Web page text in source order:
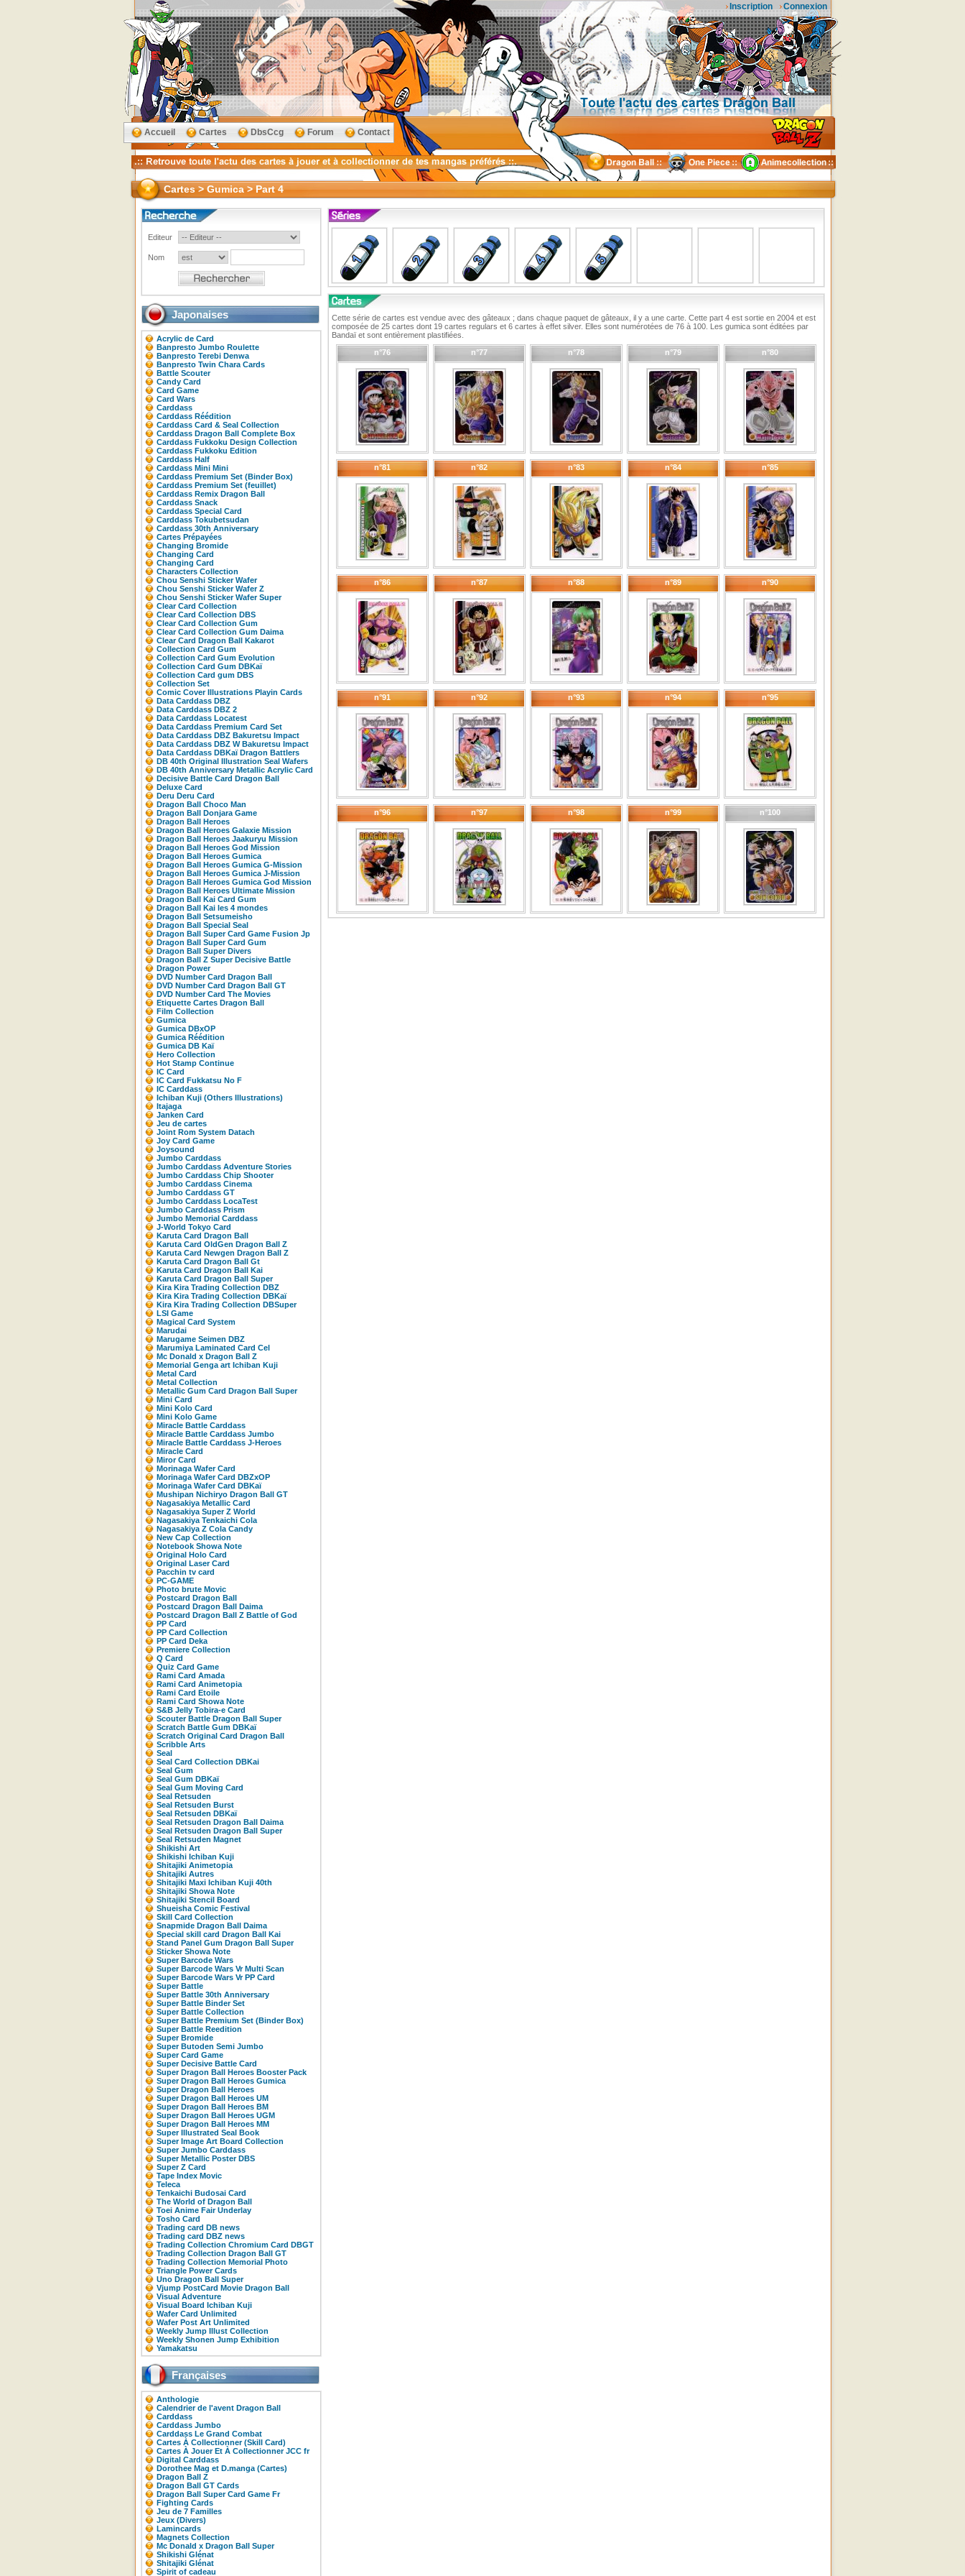
Connexion
Inscription
Accueil Cartes DbsCcg Forum Contact
Cartes > Gumica > Part 4
Editeur
Nom
Japonaises
Acrylic de Card
Banpresto Jumbo Roulette
Banpresto Terebi Denwa
Banpresto Twin Chara Cards
Battle Scouter
Candy Card
Card Game
Card Wars
Carddass
Carddass Réédition
Carddass Card & Seal Collection
Carddass Dragon Ball Complete Box
Carddass Fukkoku Design Collection
Carddass Fukkoku Edition
Carddass Half
Carddass Mini Mini
Carddass Premium Set (Binder Box)
Carddass Premium Set (feuillet)
Carddass Remix Dragon Ball
Carddass Snack
Carddass Special Card
Carddass Tokubetsudan
Carddass 30th Anniversary
Cartes Prépayées
Changing Bromide
Changing Card
Changing Card
Characters Collection
Chou Senshi Sticker Wafer
Chou Senshi Sticker Wafer Z
Chou Senshi Sticker Wafer Super
Clear Card Collection
Clear Card Collection DBS
Clear Card Collection Gum
Clear Card Collection Gum Daima
Clear Card Dragon Ball Kakarot
Collection Card Gum
Collection Card Gum Evolution
Collection Card Gum DBKaï
Collection Card gum DBS
Collection Set
Comic Cover Illustrations Playin Cards
Data Carddass DBZ
Data Carddass DBZ 2
Data Carddass Locatest
Data Carddass Premium Card Set
Data Carddass DBZ Bakuretsu Impact
Data Carddass DBZ W Bakuretsu Impact
Data Carddass DBKaï Dragon Battlers
DB 40th Original Illustration Seal Wafers
DB 40th Anniversary Metallic Acrylic Card
Decisive Battle Card Dragon Ball
Deluxe Card
Deru Deru Card
Dragon Ball Choco Man
Dragon Ball Donjara Game
Dragon Ball Heroes
Dragon Ball Heroes Galaxie Mission
Dragon Ball Heroes Jaakuryu Mission
Dragon Ball Heroes God Mission
Dragon Ball Heroes Gumica
Dragon Ball Heroes Gumica G-Mission
Dragon Ball Heroes Gumica J-Mission
Dragon Ball Heroes Gumica God Mission
Dragon Ball Heroes Ultimate Mission
Dragon Ball Kai Card Gum
Dragon Ball Kai les 4 mondes
Dragon Ball Setsumeisho
Dragon Ball Special Seal
Dragon Ball Super Card Game Fusion Jp
Dragon Ball Super Card Gum
Dragon Ball Super Divers
Dragon Ball Z Super Decisive Battle
Dragon Power
DVD Number Card Dragon Ball
DVD Number Card Dragon Ball GT
DVD Number Card The Movies
Etiquette Cartes Dragon Ball
Film Collection
Gumica
Gumica DBxOP
Gumica Réédition
Gumica DB Kaï
Hero Collection
Hot Stamp Continue
IC Card
IC Card Fukkatsu No F
IC Carddass
Ichiban Kuji (Others Illustrations)
Itajaga
Janken Card
Jeu de cartes
Joint Rom System Datach
Joy Card Game
Joysound
Jumbo Carddass
Jumbo Carddass Adventure Stories
Jumbo Carddass Chip Shooter
Jumbo Carddass Cinema
Jumbo Carddass GT
Jumbo Carddass LocaTest
Jumbo Carddass Prism
Jumbo Memorial Carddass
J-World Tokyo Card
Karuta Card Dragon Ball
Karuta Card OldGen Dragon Ball Z
Karuta Card Newgen Dragon Ball Z
Karuta Card Dragon Ball Gt
Karuta Card Dragon Ball Kai
Karuta Card Dragon Ball Super
Kira Kira Trading Collection DBZ
Kira Kira Trading Collection DBKaï
Kira Kira Trading Collection DBSuper
LSI Game
Magical Card System
Marudai
Marugame Seimen DBZ
Marumiya Laminated Card Cel
Mc Donald x Dragon Ball Z
Memorial Genga art Ichiban Kuji
Metal Card
Metal Collection
Metallic Gum Card Dragon Ball Super
Mini Card
Mini Kolo Card
Mini Kolo Game
Miracle Battle Carddass
Miracle Battle Carddass Jumbo
Miracle Battle Carddass J-Heroes
Miracle Card
Miror Card
Morinaga Wafer Card
Morinaga Wafer Card DBZxOP
Morinaga Wafer Card DBKaï
Mushipan Nichiryo Dragon Ball GT
Nagasakiya Metallic Card
Nagasakiya Super Z World
Nagasakiya Tenkaichi Cola
Nagasakiya Z Cola Candy
New Cap Collection
Notebook Showa Note
Original Holo Card
Original Laser Card
Pacchin tv card
PC-GAME
Photo brute Movic
Postcard Dragon Ball
Postcard Dragon Ball Daima
Postcard Dragon Ball Z Battle of God
PP Card
PP Card Collection
PP Card Deka
Premiere Collection
Q Card
Quiz Card Game
Rami Card Amada
Rami Card Animetopia
Rami Card Etoile
Rami Card Showa Note
S&B Jelly Tobira-e Card
Scouter Battle Dragon Ball Super
Scratch Battle Gum DBKaï
Scratch Original Card Dragon Ball
Scribble Arts
Seal
Seal Card Collection DBKai
Seal Gum
Seal Gum DBKaï
Seal Gum Moving Card
Seal Retsuden
Seal Retsuden Burst
Seal Retsuden DBKaï
Seal Retsuden Dragon Ball Daima
Seal Retsuden Dragon Ball Super
Seal Retsuden Magnet
Shikishi Art
Shikishi Ichiban Kuji
Shitajiki Animetopia
Shitajiki Autres
Shitajiki Maxi Ichiban Kuji 40th
Shitajiki Showa Note
Shitajiki Stencil Board
Shueisha Comic Festival
Skill Card Collection
Snapmide Dragon Ball Daima
Special skill card Dragon Ball Kai
Stand Panel Gum Dragon Ball Super
Sticker Showa Note
Super Barcode Wars
Super Barcode Wars Vr Multi Scan
Super Barcode Wars Vr PP Card
Super Battle
Super Battle 30th Anniversary
Super Battle Binder Set
Super Battle Collection
Super Battle Premium Set (Binder Box)
Super Battle Reedition
Super Bromide
Super Butoden Semi Jumbo
Super Card Game
Super Decisive Battle Card
Super Dragon Ball Heroes Booster Pack
Super Dragon Ball Heroes Gumica
Super Dragon Ball Heroes
Super Dragon Ball Heroes UM
Super Dragon Ball Heroes BM
Super Dragon Ball Heroes UGM
Super Dragon Ball Heroes MM
Super Illustrated Seal Book
Super Image Art Board Collection
Super Jumbo Carddass
Super Metallic Poster DBS
Super Z Card
Tape Index Movic
Teleca
Tenkaichi Budosai Card
The World of Dragon Ball
Toei Anime Fair Underlay
Tosho Card
Trading card DB news
Trading card DBZ news
Trading Collection Chromium Card DBGT
Trading Collection Dragon Ball GT
Trading Collection Memorial Photo
Triangle Power Cards
Uno Dragon Ball Super
Vjump PostCard Movie Dragon Ball
Visual Adventure
Visual Board Ichiban Kuji
Wafer Card Unlimited
Wafer Post Art Unlimited
Weekly Jump Illust Collection
Weekly Shonen Jump Exhibition
Yamakatsu
Françaises
Anthologie
Calendrier de l'avent Dragon Ball
Carddass
Carddass Jumbo
Carddass Le Grand Combat
Cartes À Collectionner (Skill Card)
Cartes À Jouer Et À Collectionner JCC fr
Digital Carddass
Dorothee Mag et D.manga (Cartes)
Dragon Ball Z
Dragon Ball GT Cards
Dragon Ball Super Card Game Fr
Fighting Cards
Jeu de 7 Familles
Jeux (Divers)
Lamincards
Magnets Collection
Mc Donald x Dragon Ball Super
Shikishi Glénat
Shitajiki Glénat
Spirit of cadeau
Cette série de cartes est vendue avec des gâteaux ; dans chaque paquet de gâteaux, il y a une carte. Cette part 4 est sortie en 2004 et est
composée de 25 cartes dont 19 cartes regulars et 6 cartes à effet silver. Elles sont numérotées de 76 à 100. Les gumica sont éditées par
Bandaï et sont entièrement plastifiées.
n°76
n°77 n°78 n°79 n°80
n°81 n°82 n°83 n°84 n°85
n°86 n°87 n°88 n°89 n°90
n°91 n°92 n°93 n°94 n°95
n°96 n°97 n°98 n°99 n°100